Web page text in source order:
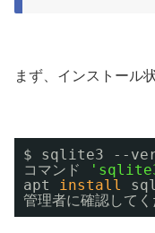
まず、インストール
$ sqlite3 --
コマンド
apt install
管理者に確認してく